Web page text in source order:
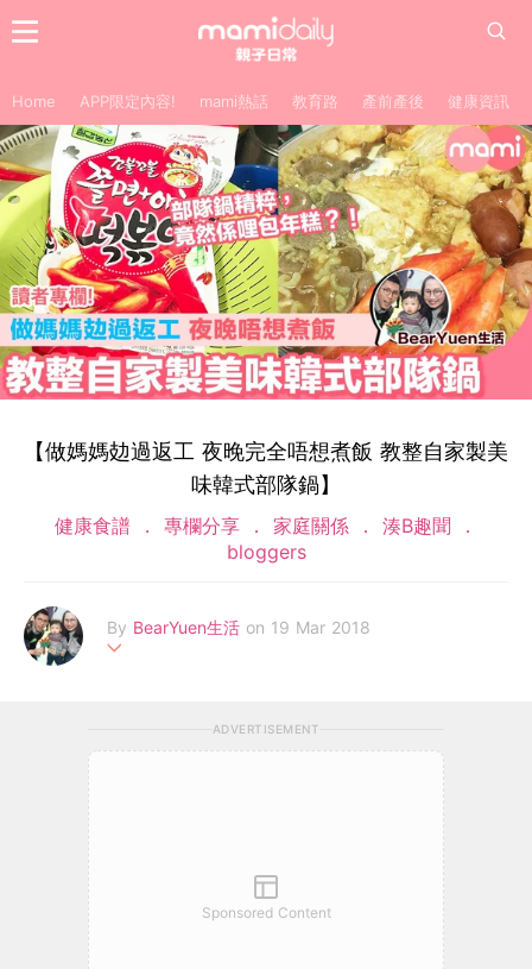
Home APP限定內容! mami熱話 教育路 產前產後 健康資訊
【做媽媽攰過返工 夜晚完全唔想煮飯 教整自家製美
味韓式部隊鍋】
健康食譜 專欄分享 家庭關係
湊B趣聞
bloggers
By BearYuen生活 on 19 Mar 2018
期望做個好媽咪，同老公同個仔一同成長，一家三口開開心心，H
appily Ever After咁！
ADVERTISEMENT
Sponsored Content